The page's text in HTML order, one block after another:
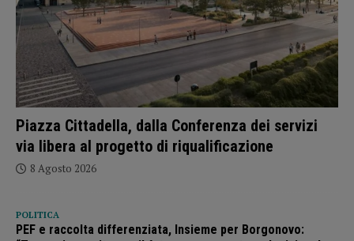
Piazza Cittadella, dalla Conferenza dei servizi
via libera al progetto di riqualificazione
8 Agosto 2026
POLITICA
PEF e raccolta differenziata, Insieme per Borgonovo: